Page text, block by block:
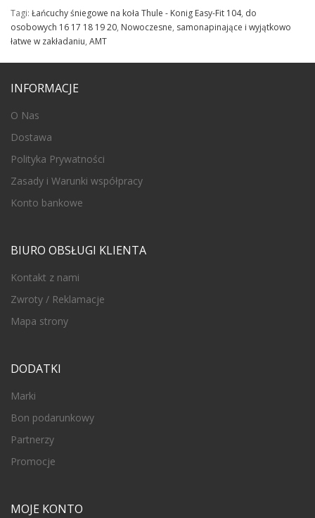
Tagi: Łańcuchy śniegowe na koła Thule - Konig Easy-Fit 104, do
osobowych 16 17 18 19 20, Nowoczesne, samonapinające i wyjątkowo
łatwe w zakładaniu, AMT
INFORMACJE
O Nas
Dostawa
Polityka Prywatności
Zasady i Warunki współpracy
Konto bankowe
BIURO OBSŁUGI KLIENTA
Kontakt z nami
Zwroty / Reklamacje
Mapa strony
DODATKI
Marki
Bon podarunkowy
Partnerzy
Promocje
MOJE KONTO